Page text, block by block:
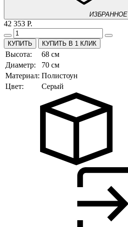
ИЗБРАННОЕ
42 353 Р.
КУПИТЬ В 1 КЛИК
Высота:
68 см
Диаметр:
70 см
Материал: Полистоун
Цвет:
Серый